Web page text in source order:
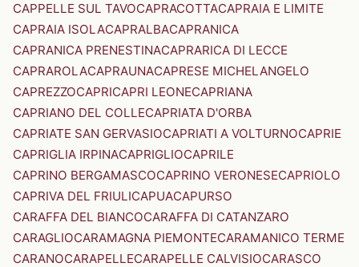
CAPPELLE SUL TAVOCAPRACOTTACAPRAIA E LIMITE
CAPRAIA ISOLACAPRALBACAPRANICA
CAPRANICA PRENESTINACAPRARICA DI LECCE
CAPRAROLACAPRAUNACAPRESE MICHELANGELO
CAPREZZOCAPRICAPRI LEONECAPRIANA
CAPRIANO DEL COLLECAPRIATA D'ORBA
CAPRIATE SAN GERVASIOCAPRIATI A VOLTURNOCAPRIE
CAPRIGLIA IRPINACAPRIGLIOCAPRILE
CAPRINO BERGAMASCOCAPRINO VERONESECAPRIOLO
CAPRIVA DEL FRIULICAPUACAPURSO
CARAFFA DEL BIANCOCARAFFA DI CATANZARO
CARAGLIOCARAMAGNA PIEMONTECARAMANICO TERME
CARANOCARAPELLECARAPELLE CALVISIOCARASCO